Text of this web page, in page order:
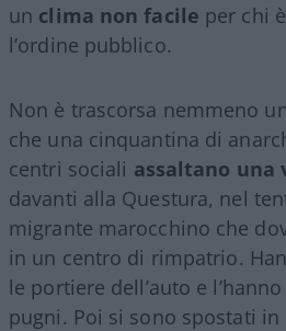
un clima non facile per chi
l’ordine pubblico.
Non è trascorsa nemmeno
che una cinquantina di
centri sociali assaltano una
davanti alla Questura, nel
migrante marocchino che
in un centro di rimpatrio.
le portiere dell’auto e
pugni. Poi si sono spostati in